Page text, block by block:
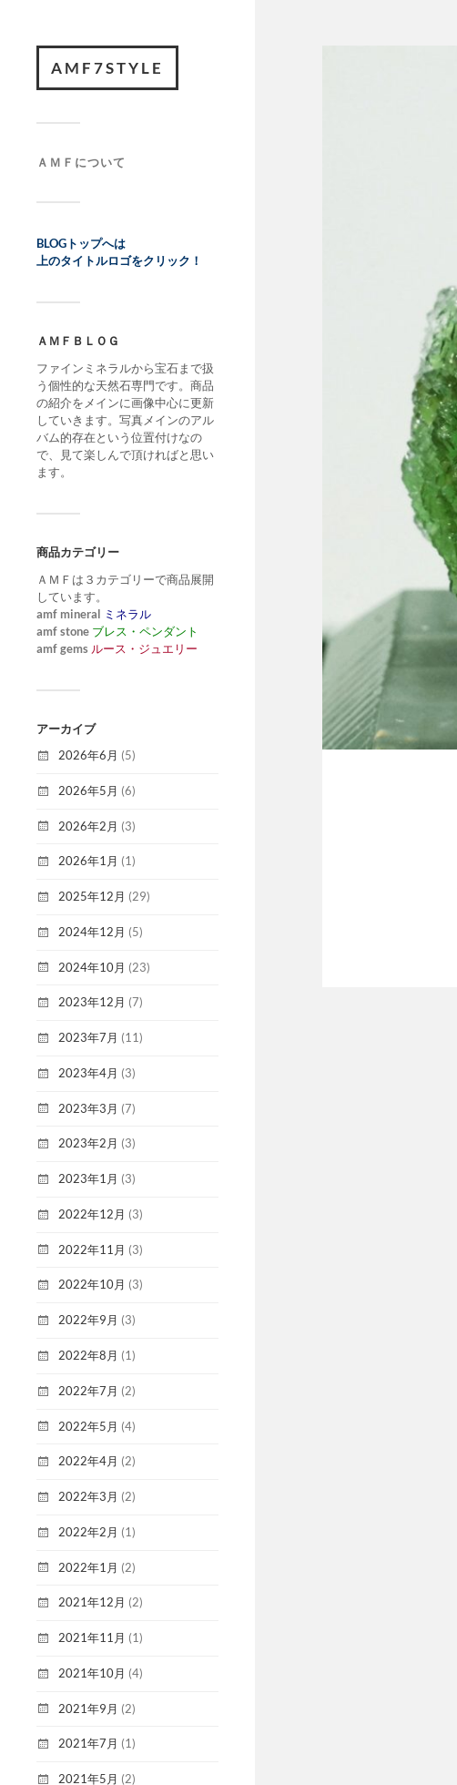
AMF7STYLE
ＡＭＦについて
BLOGトップへは
上のタイトルロゴをクリック！
ＡＭＦＢＬＯＧ
ファインミネラルから宝石まで扱
う個性的な天然石専門です。商品
の紹介をメインに画像中心に更新
していきます。写真メインのアル
バム的存在という位置付けなの
で、見て楽しんで頂ければと思い
ます。
商品カテゴリー
ＡＭＦは３カテゴリーで商品展開
しています。
amf mineral ミネラル
amf stone ブレス・ペンダント
amf gems ルース・ジュエリー
アーカイブ
2026年6月 (5)
2026年5月 (6)
2026年2月 (3)
2026年1月 (1)
2025年12月 (29)
2024年12月 (5)
2024年10月 (23)
2023年12月 (7)
2023年7月 (11)
2023年4月 (3)
2023年3月 (7)
2023年2月 (3)
2023年1月 (3)
2022年12月 (3)
2022年11月 (3)
2022年10月 (3)
2022年9月 (3)
2022年8月 (1)
2022年7月 (2)
2022年5月 (4)
2022年4月 (2)
2022年3月 (2)
2022年2月 (1)
2022年1月 (2)
2021年12月 (2)
2021年11月 (1)
2021年10月 (4)
2021年9月 (2)
2021年7月 (1)
2021年5月 (2)